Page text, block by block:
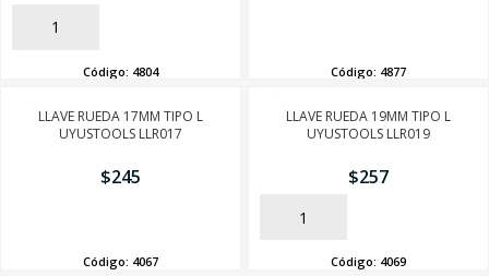
AÑADIR
Código: 4804 Código: 4877
LLAVE RUEDA 17MM TIPO L
UYUSTOOLS LLR017
$245
Código: 4067
LLAVE RUEDA 19MM TIPO L
UYUSTOOLS LLR019
$257
AÑADIR
Código: 4069